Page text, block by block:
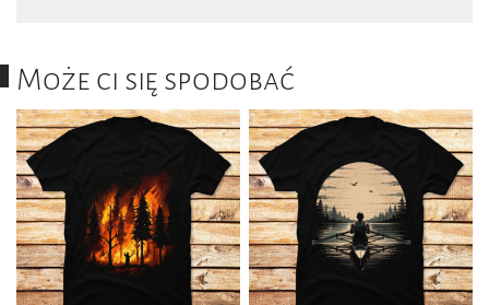
Może ci się spodobać